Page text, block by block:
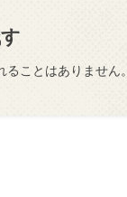
ことはありません。